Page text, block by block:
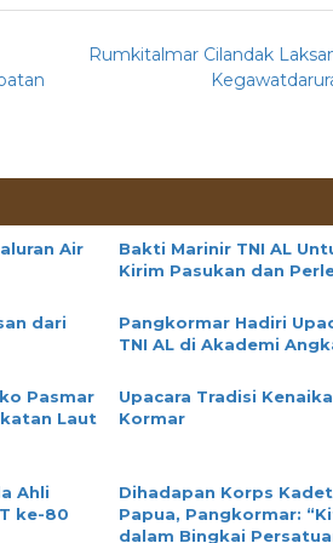
Rumkitalmar Cilandak
Air
Bakti Marinir TNI AL
Kirim Pasukan dan
dari
Pangkormar Hadiri
TNI AL di Akademi
Pasmar
Laut
Upacara Tradisi
Kormar
Ahli
ke-80
Dihadapan Korps
Papua, Pangkormar:
dalam Bingkai